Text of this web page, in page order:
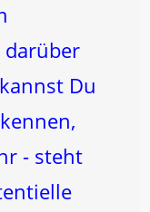
darüber
Du
- steht